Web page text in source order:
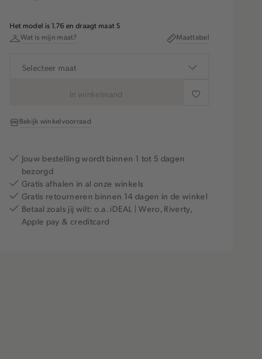
Het model is 1.76 en draagt maat S
Wat is mijn maat?
Maattabel
Selecteer maat
In winkelmand
Bekijk winkelvoorraad
Jouw bestelling wordt binnen 1 tot 5 dagen
bezorgd
Gratis afhalen in al onze winkels
Gratis retourneren binnen 14 dagen in de winkel
Betaal zoals jij wilt: o.a. iDEAL | Wero, Riverty,
Apple pay & creditcard